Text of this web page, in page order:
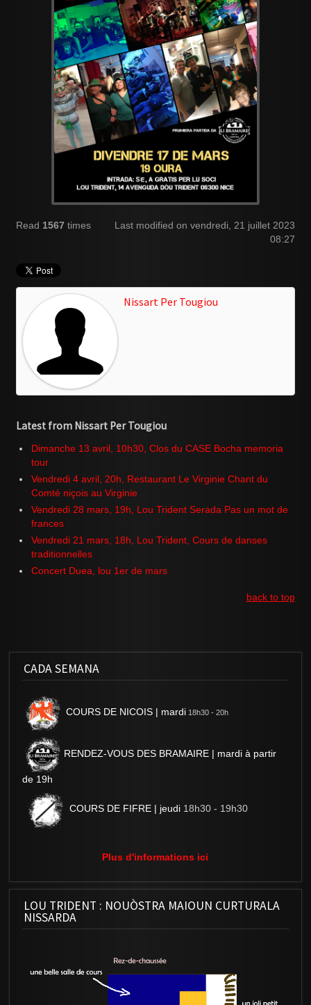
Read 1567 times
Last modified on vendredi, 21 juillet 2023
08:27
Nissart Per Tougiou
Latest from Nissart Per Tougiou
Dimanche 13 avril, 10h30, Clos du CASE Bocha memoria
tour
Vendredi 4 avril, 20h, Restaurant Le Virginie Chant du
Comté niçois au Virginie
Vendredi 28 mars, 19h, Lou Trident Serada Pas un mot de
frances
Vendredi 21 mars, 18h, Lou Trident, Cours de danses
traditionnelles
Concert Duea, lou 1er de mars
back to top
CADA SEMANA
COURS DE NICOIS | mardi 18h30 - 20h
RENDEZ-VOUS DES BRAMAIRE | mardi à partir
de 19h
COURS DE FIFRE | jeudi 18h30 - 19h30
Plus d'informations ici
LOU TRIDENT : NOUÒSTRA MAIOUN CURTURALA
NISSARDA